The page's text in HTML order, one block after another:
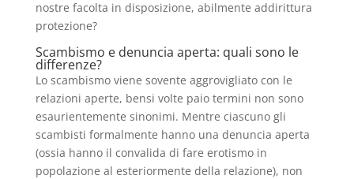
nostre facolta in disposizione, abilmente addirittura
protezione?
Scambismo e denuncia aperta: quali sono le
differenze?
Lo scambismo viene sovente aggrovigliato con le
relazioni aperte, bensi volte paio termini non sono
esaurientemente sinonimi. Mentre ciascuno gli
scambisti formalmente hanno una denuncia aperta
(ossia hanno il convalida di fare erotismo in
popolazione al esteriormente della relazione), non